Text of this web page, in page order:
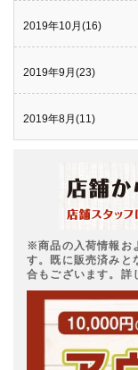
2019年10月(16)
2019年9月(23)
2019年8月(11)
※商品の入荷情報お
す。既に販売済みと
合もございます。詳